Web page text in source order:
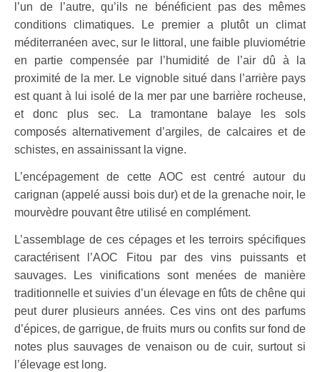
l’un de l’autre, qu’ils ne bénéficient pas des mêmes
conditions climatiques. Le premier a plutôt un climat
méditerranéen avec, sur le littoral, une faible pluviométrie
en partie compensée par l’humidité de l’air dû à la
proximité de la mer. Le vignoble situé dans l’arrière pays
est quant à lui isolé de la mer par une barrière rocheuse,
et donc plus sec. La tramontane balaye les sols
composés alternativement d’argiles, de calcaires et de
schistes, en assainissant la vigne.
L’encépagement de cette AOC est centré autour du
carignan (appelé aussi bois dur) et de la grenache noir, le
mourvèdre pouvant être utilisé en complément.
L’assemblage de ces cépages et les terroirs spécifiques
caractérisent l’AOC Fitou par des vins puissants et
sauvages. Les vinifications sont menées de manière
traditionnelle et suivies d’un élevage en fûts de chêne qui
peut durer plusieurs années. Ces vins ont des parfums
d’épices, de garrigue, de fruits murs ou confits sur fond de
notes plus sauvages de venaison ou de cuir, surtout si
l’élevage est long.